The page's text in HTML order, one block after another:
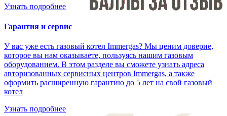
Узнать подробнее
Гарантия и сервис
У вас уже есть газовый котел Immergas? Мы ценим доверие,
которое вы нам оказываете, пользуясь нашим газовым
оборудованием. В этом разделе вы сможете узнать адреса
авторизованных сервисных центров Immergas, а также
оформить расширенную гарантию до 5 лет на свой газовый
котел
Узнать подробнее